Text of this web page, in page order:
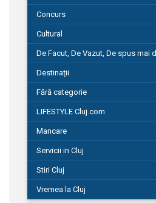
Concurs
Cultural
De Facut, De Vazut, De spus mai
Destinații
Fără categorie
LIFESTYLE Cluj.com
Mancare
Servicii in Cluj
Stiri Cluj
Vremea la Cluj